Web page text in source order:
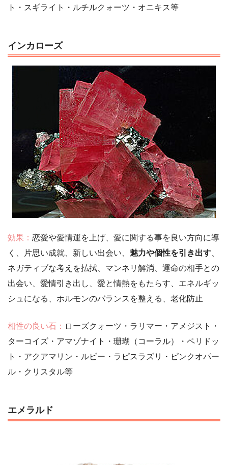
ト・スギライト・ルチルクォーツ・オニキス等
インカローズ
効果： 恋愛や愛情運を上げ、愛に関する事を良い方向に導
く、片思い成就、新しい出会い、 魅力や個性を引き出す
ネガティブな考えを払拭、マンネリ解消、運命の相手との
出会い、愛情引き出し、愛と情熱をもたらす、エネルギッ
シュになる、ホルモンのバランスを整える、老化防止
相性の良い石： ローズクォーツ・ラリマー・アメジスト・
ターコイズ・アマゾナイト・珊瑚（コーラル）・ペリドッ
ト・アクアマリン・ルビー・ラピスラズリ・ピンクオパー
ル・クリスタル等
エメラルド